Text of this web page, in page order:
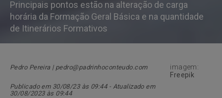
Principais pontos estão na alteração de carga
horária da Formação Geral Básica e na quantidade
de Itinerários Formativos
Pedro Pereira | pedro@padrinhoconteudo.com
Publicado em 30/08/23 às 09:44 - Atualizado em
30/08/2023 às 09:44
imagem:
Freepik